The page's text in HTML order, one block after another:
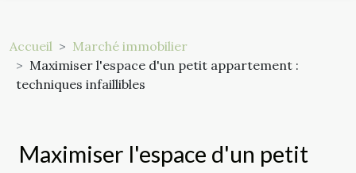
Accueil
Marché immobilier
Maximiser l'espace d'un petit appartement :
techniques infaillibles
Maximiser l'espace d'un petit